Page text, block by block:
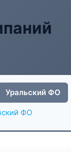
Уральский ФО
ФО